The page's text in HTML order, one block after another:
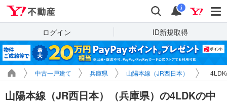
検索 通知
i
ログイン ID新規取得
中古一戸建て 兵庫県 山陽本線（JR西日本）
山陽本線（JR西日本）（兵庫県）の4LDKの中